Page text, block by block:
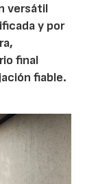
versátil
y por
final
fiable.